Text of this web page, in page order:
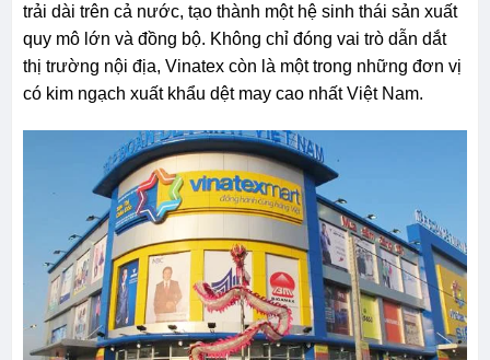
trải dài trên cả nước, tạo thành một hệ sinh thái sản xuất
quy mô lớn và đồng bộ. Không chỉ đóng vai trò dẫn dắt
thị trường nội địa, Vinatex còn là một trong những đơn vị
có kim ngạch xuất khẩu dệt may cao nhất Việt Nam.